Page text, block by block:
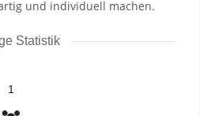
und individuell machen.
Statistik
1